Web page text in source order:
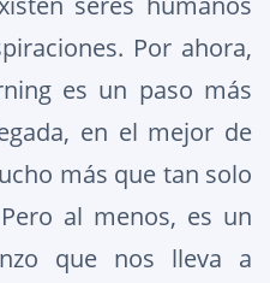
Por ahora,
es un paso más
en el mejor de
más que tan solo
al menos, es un
que nos lleva a